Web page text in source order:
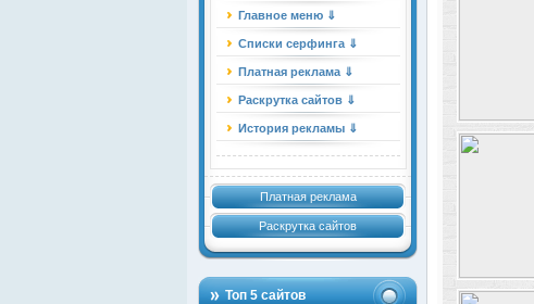
Главное меню ⇓
Списки серфинга ⇓
Платная реклама ⇓
Раскрутка сайтов ⇓
История рекламы ⇓
Платная реклама
Раскрутка сайтов
Топ 5 сайтов